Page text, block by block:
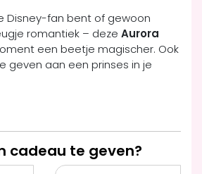
Disney-fan bent of gewoon
romantiek – deze Aurora
een beetje magischer. Ook
geven aan een prinses in je
cadeau te geven?